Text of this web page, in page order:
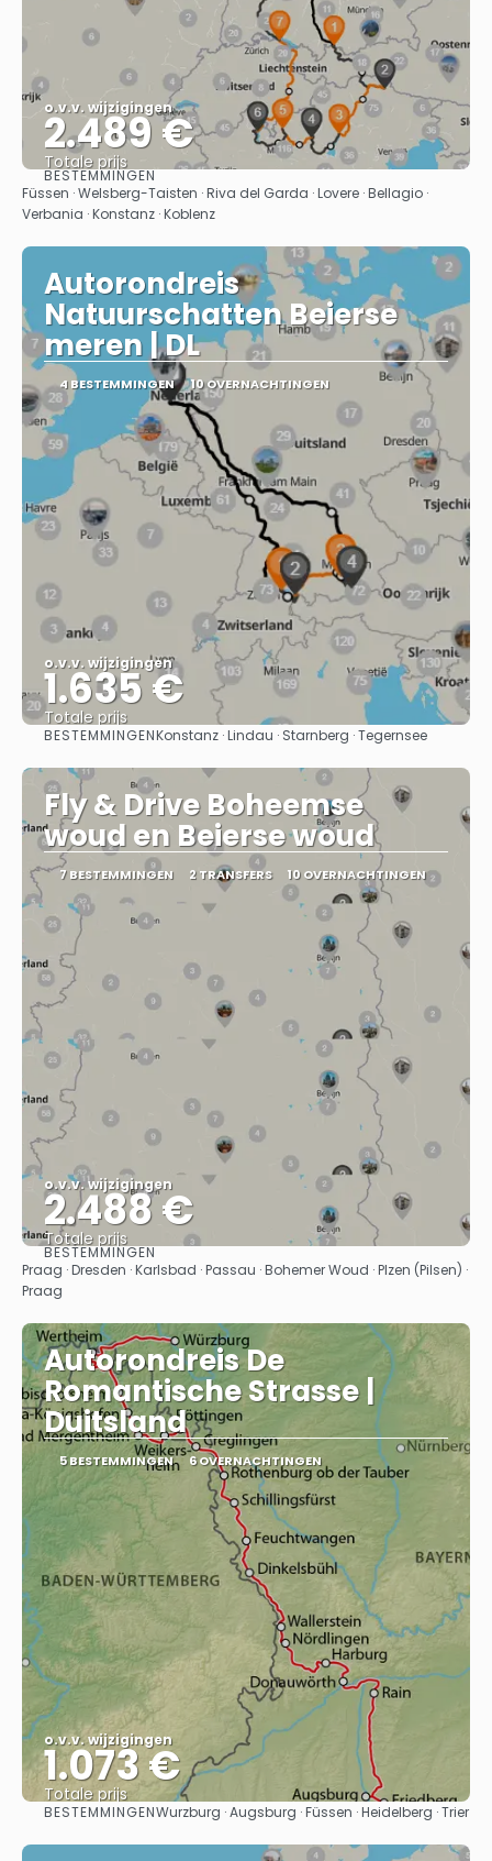
o.v.v. wijzigingen
2.489 €
Totale prijs
Bekijk
BESTEMMINGEN
Füssen · Welsberg-Taisten · Riva del Garda · Lovere · Bellagio ·
Verbania · Konstanz · Koblenz
Autorondreis
Natuurschatten Beierse
meren | DL
4 BESTEMMINGEN 10 OVERNACHTINGEN
o.v.v. wijzigingen
1.635 €
Totale prijs
Bekijk
BESTEMMINGENKonstanz · Lindau · Starnberg · Tegernsee
Fly & Drive Boheemse
woud en Beierse woud
7 BESTEMMINGEN 2 TRANSFERS 10 OVERNACHTINGEN
o.v.v. wijzigingen
2.488 €
Totale prijs
Bekijk
BESTEMMINGEN
Praag · Dresden · Karlsbad · Passau · Bohemer Woud · Plzen (Pilsen) ·
Praag
Autorondreis De
Romantische Strasse |
Duitsland
5 BESTEMMINGEN 6 OVERNACHTINGEN
o.v.v. wijzigingen
1.073 €
Totale prijs
Bekijk
BESTEMMINGENWurzburg · Augsburg · Füssen · Heidelberg · Trier